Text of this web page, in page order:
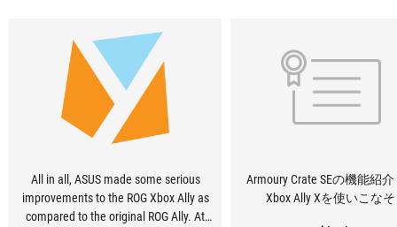
All in all, ASUS made some serious
improvements to the ROG Xbox Ally as
compared to the original ROG Ally. At
Armoury Crate SEの機能紹介
Xbox Ally Xを使いこな